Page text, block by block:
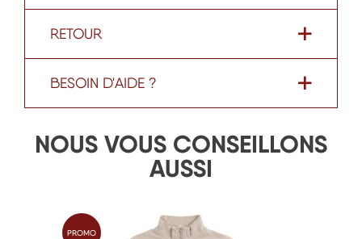
RETOUR
BESOIN D'AIDE ?
NOUS VOUS CONSEILLONS
AUSSI
PROMO